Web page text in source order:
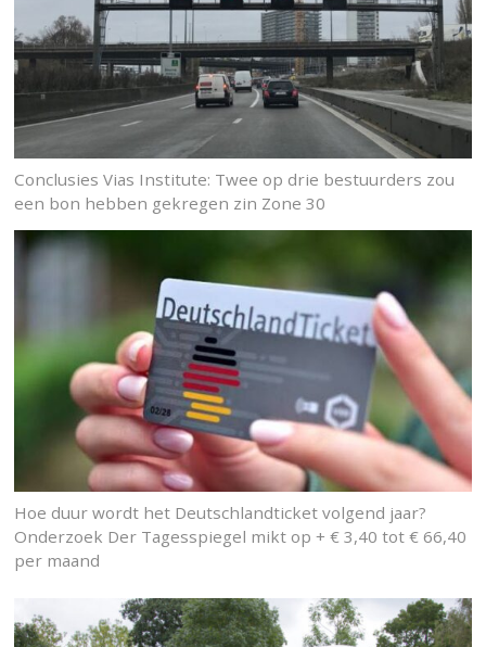
Conclusies Vias Institute: Twee op drie bestuurders zou
een bon hebben gekregen zin Zone 30
Hoe duur wordt het Deutschlandticket volgend jaar?
Onderzoek Der Tagesspiegel mikt op + € 3,40 tot € 66,40
per maand